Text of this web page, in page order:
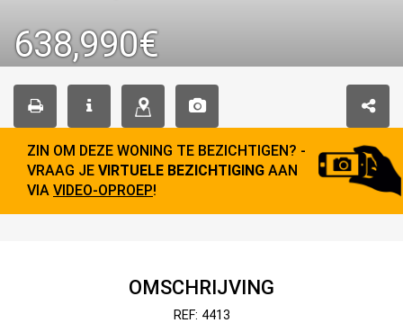
638,990€
ZIN OM DEZE WONING TE BEZICHTIGEN? -
VRAAG JE VIRTUELE BEZICHTIGING AAN
VIA VIDEO-OPROEP!
OMSCHRIJVING
REF: 4413